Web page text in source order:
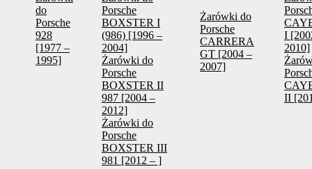
do
Porsche
928
[1977 –
1995]
Porsche
BOXSTER I
(986) [1996 –
2004]
Żarówki do
Porsche
BOXSTER II
987 [2004 –
2012]
Żarówki do
Porsche
BOXSTER III
981 [2012 – ]
Żarówki do
Porsche
CARRERA
GT [2004 –
2007]
I
2010]
II